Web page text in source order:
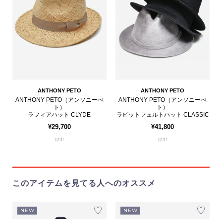
ANTHONY PETO
ANTHONY PETO（アンソニーぺ
ト）
ラフィアハット CLYDE
¥29,700
guji
ANTHONY PETO
ANTHONY PETO（アンソニーぺ
ト）
ラビットフェルトハット CLASSIC
¥41,800
guji
このアイテムを見てる人へのオススメ
NEW NEW